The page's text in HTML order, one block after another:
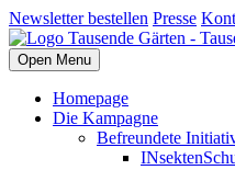
Newsletter bestellen Presse
Open Menu
Homepage
Die Kampagne
Befreundete